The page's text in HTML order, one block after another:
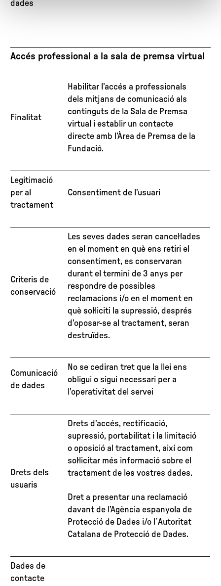
dades
Accés professional a la sala de premsa virtual
Finalitat
Habilitar l’accés a professionals
dels mitjans de comunicació als
continguts de la Sala de Premsa
virtual i establir un contacte
directe amb l’Àrea de Premsa de la
Fundació.
Legitimació
per al
tractament
Consentiment de l’usuari
Criteris de
conservació
Les seves dades seran cancel·lades
en el moment en què ens retiri el
consentiment, es conservaran
durant el termini de 3 anys per
respondre de possibles
reclamacions i/o en el moment en
què sol·liciti la supressió, després
d’oposar-se al tractament, seran
destruïdes.
Comunicació
de dades
No se cediran tret que la llei ens
obligui o sigui necessari per a
l’operativitat del servei
Drets dels
usuaris
Drets d’accés, rectificació,
supressió, portabilitat i la limitació
o oposició al tractament, així com
sol·licitar més informació sobre el
tractament de les vostres dades.
Dret a presentar una reclamació
davant de l’Agència espanyola de
Protecció de Dades i/o l´Autoritat
Catalana de Protecció de Dades.
Dades de
contacte